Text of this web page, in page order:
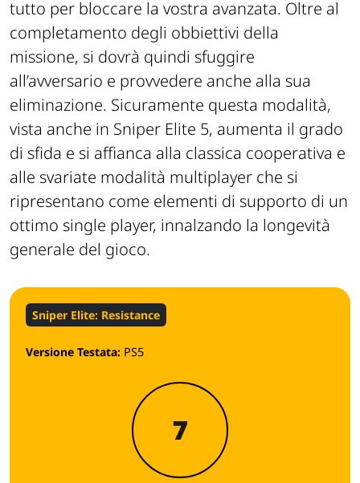
tutto per bloccare la vostra avanzata. Oltre al
completamento degli obbiettivi della
missione, si dovrà quindi sfuggire
all’avversario e provvedere anche alla sua
eliminazione. Sicuramente questa modalità,
vista anche in Sniper Elite 5, aumenta il grado
di sfida e si affianca alla classica cooperativa e
alle svariate modalità multiplayer che si
ripresentano come elementi di supporto di un
ottimo single player, innalzando la longevità
generale del gioco.
Sniper Elite: Resistance
Versione Testata: PS5
7